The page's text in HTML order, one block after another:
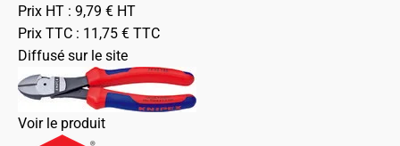
Prix HT : 9,79 € HT
Prix TTC : 11,75 € TTC
Diffusé sur le site
Voir le produit